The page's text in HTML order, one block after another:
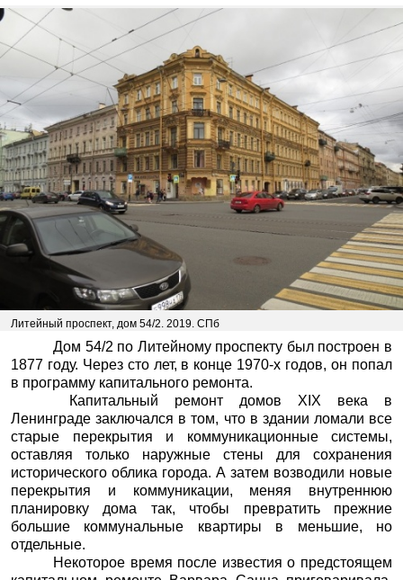
Литейный проспект, дом 54/2. 2019. СПб
Дом 54/2 по Литейному проспекту был построен в
1877 году. Через сто лет, в конце 1970-х годов, он попал
в программу капитального ремонта.
Капитальный ремонт домов XIX века в
Ленинграде заключался в том, что в здании ломали все
старые перекрытия и коммуникационные системы,
оставляя только наружные стены для сохранения
исторического облика города. А затем возводили новые
перекрытия и коммуникации, меняя внутреннюю
планировку дома так, чтобы превратить прежние
большие коммунальные квартиры в меньшие, но
отдельные.
Некоторое время после известия о предстоящем